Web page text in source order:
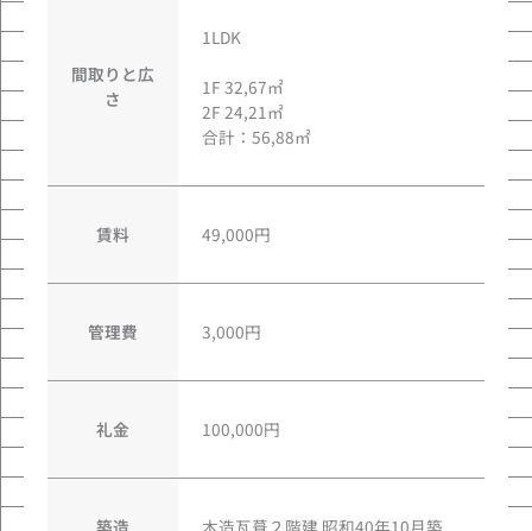
間取りと広
さ
1LDK
1F 32,67㎡
2F 24,21㎡
合計：56,88㎡
賃料 49,000円
管理費 3,000円
礼金 100,000円